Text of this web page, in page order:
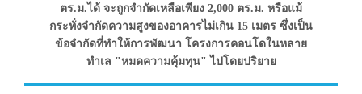
ตร.ม.ได้ จะถูกจำกัดเหลือเพียง 2,000 ตร.ม. หรือแม้
กระทั่งจำกัดความสูงของอาคารไม่เกิน 15 เมตร ซึ่งเป็น
ข้อจำกัดที่ทำให้การพัฒนา โครงการคอนโดในหลาย
ทำเล "หมดความคุ้มทุน" ไปโดยปริยาย